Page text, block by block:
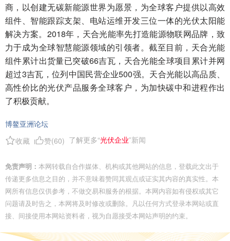
商，以创建无碳新能源世界为愿景，为全球客户提供以高效
组件、智能跟踪支架、电站运维开发三位一体的光伏太阳能
解决方案。2018年，天合光能率先打造能源物联网品牌，致
力于成为全球智慧能源领域的引领者。截至目前，天合光能
组件累计出货量已突破66吉瓦，天合光能全球项目累计并网
超过3吉瓦，位列中国民营企业500强。天合光能以高品质、
高性价比的光伏产品服务全球客户，为加快碳中和进程作出
了积极贡献。
博鳌亚洲论坛
收藏
赞(60) 了解更多“光伏企业”新闻
免责声明： 本网转载自合作媒体、机构或其他网站的信息，登载此文出于
传递更多信息之目的，并不意味着赞同其观点或证实其内容的真实性。本
网所有信息仅供参考，不做交易和服务的根据。本网内容如有侵权或其它
问题请及时告之，本网将及时修改或删除。凡以任何方式登录本网站或直
接、间接使用本网站资料者，视为自愿接受本网站声明的约束。